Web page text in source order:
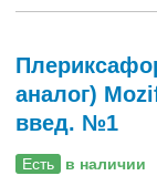
аналог)
введ. №1
Есть в наличии